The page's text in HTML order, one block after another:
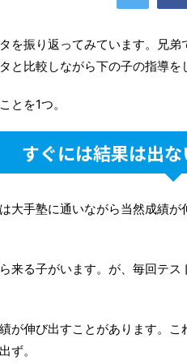
を振り返ってみています。兄
と比較しながら下の子の指導を
とを1つ。
すぐには結果は出
大手塾に通いながら当然成績
来る子がいます。が、毎回テ
が伸び出すことがあります。
ず。